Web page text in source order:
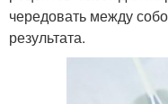
чередовать между
результата.